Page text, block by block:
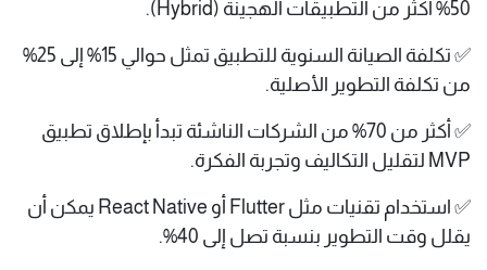
50% أكثر من التطبيقات الهجينة (Hybrid).
✅ تكلفة الصيانة السنوية للتطبيق تمثل حوالي 15% إلى 25%
من تكلفة التطوير الأصلية.
✅ أكثر من 70% من الشركات الناشئة تبدأ بإطلاق تطبيق
MVP لتقليل التكاليف وتجربة الفكرة.
✅ استخدام تقنيات مثل Flutter أو React Native يمكن أن
يقلل وقت التطوير بنسبة تصل إلى 40%.